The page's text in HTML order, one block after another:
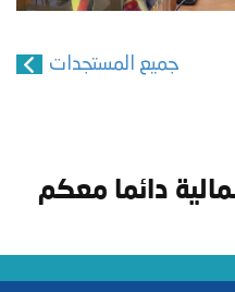
جميع المستجدات
دائما معكم